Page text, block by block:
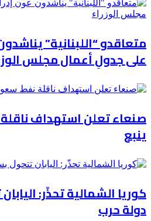
متعاقدو “اللبنانية”
على جدولِ أعمال مجلس
صنعاء تعلن استهداف
ينبع
كوريا الشمالية تحذّر:
دولة حرب